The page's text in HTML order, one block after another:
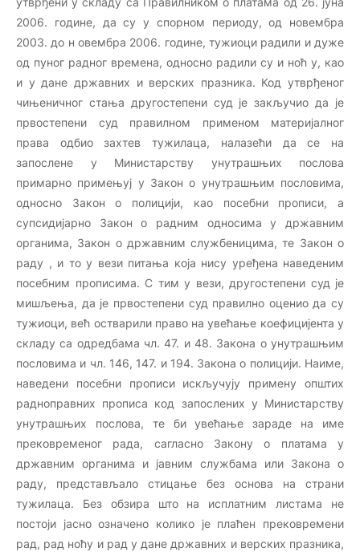
2006. године, да су у спорном периоду, од новембра
2003. до н овембра 2006. године, тужиоци радили и дуже
од пуног радног времена, односно радили су и ноћ у, као
и у дане државних и верских празника. Код утврђеног
чињеничног стања другостепени суд је закључио да је
првостепени суд правилном применом материјалног
права одбио захтев тужилаца, налазећи да се на
запослене у Министарству унутрашњих послова
примарно примењуј у Закон о унутрашњим пословима,
односно Закон о полицији, као посебни прописи, а
супсидијарно Закон о радним односима у државним
органима, Закон о државним службеницима, те Закон о
раду , и то у вези питања која нису уређена наведеним
посебним прописима. С тим у вези, другостепени суд је
мишљења, да је првостепени суд правилно оценио да су
тужиоци, већ остварили право на увећање коефицијента у
складу са одредбама чл. 47. и 48. Закона о унутрашњим
пословима и чл. 146, 147. и 194. Закона о полицији. Наиме,
наведени посебни прописи искључују примену општих
радноправних прописа код запослених у Министарству
унутрашњих послова, те би увећање зараде на име
прековременог рада, сагласно Закону о платама у
државним органима и јавним службама или Закона о
раду, представљало стицање без основа на страни
тужилаца. Без обзира што на исплатним листама не
постоји јасно означено колико је плаћен прековремени
рад, рад ноћу и рад у дане државних и верских празника,